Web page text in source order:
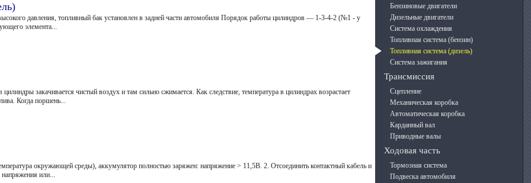
давления, топливный бак установлен в задней части автомобиля Порядок работы цилиндров — 1-3-4-2 (№1 - у
элемента...
закачивается чистый воздух и там сильно сжимается. Как следствие, температура в цилиндрах возрастает
Когда поршень...
окружающей среды), аккумулятор полностью заряжен: напряжение > 11,5В. 2. Отсоединить контактный кабель и
или...
Бензиновые двигатели
Дизельные двигатели
Система охлаждения
Топливная система (бензин)
Топливная система (дизель)
Система зажигания
Трансмиссия
Сцепление
Механическая коробка
Автоматическая коробка
Карданный вал
Приводные валы
Ходовая часть
Тормозная система
Подвеска автомобиля